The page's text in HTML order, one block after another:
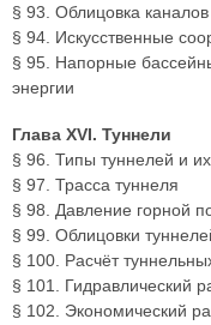
§ 93. Облицовка каналов
§ 94. Искусственные
§ 95. Напорные
энергии
Глава XVI. Туннели
§ 96. Типы туннелей и
§ 97. Трасса туннеля
§ 98. Давление горной
§ 99. Облицовки
§ 100. Расчёт
§ 101. Гидравлический
§ 102. Экономический